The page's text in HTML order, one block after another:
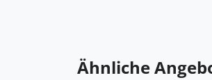
Ähnliche